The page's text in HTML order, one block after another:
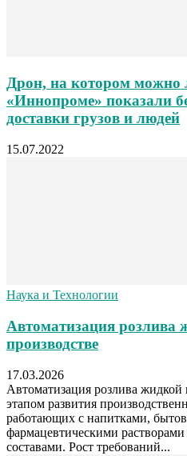
Дрон, на котором можно
«Иннопроме» показали
доставки грузов и людей
15.07.2022
Наука и Технологии
Автоматизация розлива
производстве
17.03.2026
Автоматизация розлива
этапом развития
работающих с напитками,
фармацевтическими
составами. Рост требований...